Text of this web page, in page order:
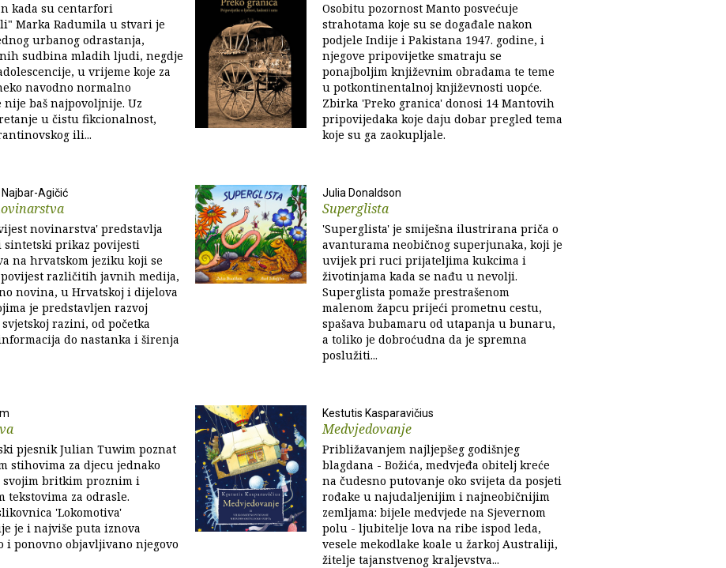
kada su centarfori
Marka Radumila u stvari je
urbanog odrastanja,
sudbina mladih ljudi, negdje
u vrijeme koje za
navodno normalno
nije baš najpovoljnije. Uz
u čistu fikcionalnost,
ili...
Osobitu pozornost Manto posvećuje
strahotama koje su se događale nakon
podjele Indije i Pakistana 1947. godine, i
njegove pripovijetke smatraju se
ponajboljim književnim obradama te teme
u potkontinentalnoj književnosti uopće.
Zbirka 'Preko granica' donosi 14 Mantovih
pripovijedaka koje daju dobar pregled tema
koje su ga zaokupljale.
Agičić
novinarstva' predstavlja
prikaz povijesti
na hrvatskom jeziku koji se
različitih javnih medija,
novina, u Hrvatskoj i dijelova
je predstavljen razvoj
razini, od početka
do nastanka i širenja
Julia Donaldson
Superglista
'Superglista' je smiješna ilustrirana priča o
avanturama neobičnog superjunaka, koji je
uvijek pri ruci prijateljima kukcima i
životinjama kada se nađu u nevolji.
Superglista pomaže prestrašenom
malenom žapcu prijeći prometnu cestu,
spašava bubamaru od utapanja u bunaru,
a toliko je dobroćudna da je spremna
poslužiti...
pjesnik Julian Tuwim poznat
stihovima za djecu jednako
svojim britkim proznim i
tekstovima za odrasle.
'Lokomotiva'
je i najviše puta iznova
ponovno objavljivano njegovo
Kestutis Kasparavičius
Medvjedovanje
Približavanjem najljepšeg godišnjeg
blagdana - Božića, medvjeđa obitelj kreće
na čudesno putovanje oko svijeta da posjeti
rođake u najudaljenijim i najneobičnijim
zemljama: bijele medvjede na Sjevernom
polu - ljubitelje lova na ribe ispod leda,
vesele mekodlake koale u žarkoj Australiji,
žitelje tajanstvenog kraljevstva...